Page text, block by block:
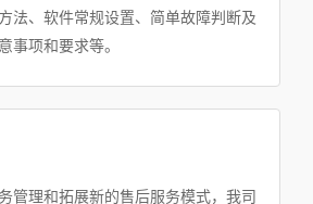
法、软件常规设置、简单故障判断及
事项和要求等。
管理和拓展新的售后服务模式，我司